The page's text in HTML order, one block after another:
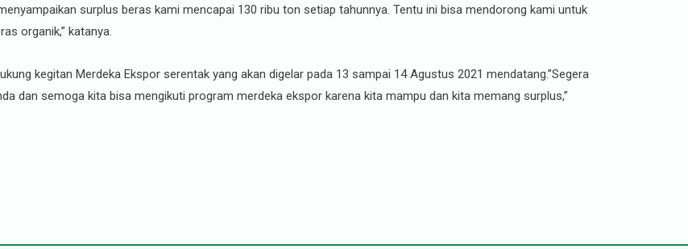
surplus beras kami mencapai 130 ribu ton setiap tahunnya. Tentu ini bisa mendorong kami untuk
organik,” katanya.
kegitan Merdeka Ekspor serentak yang akan digelar pada 13 sampai 14 Agustus 2021 mendatang.”Segera
dan semoga kita bisa mengikuti program merdeka ekspor karena kita mampu dan kita memang surplus,”